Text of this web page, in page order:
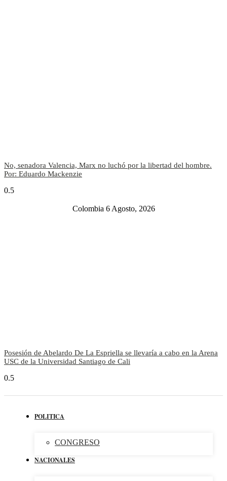
No, senadora Valencia, Marx no luchó por la libertad del hombre.
Por: Eduardo Mackenzie
Colombia 6 Agosto, 2026
Posesión de Abelardo De La Espriella se llevaría a cabo en la Arena
USC de la Universidad Santiago de Cali
POLITICA
CONGRESO
NACIONALES